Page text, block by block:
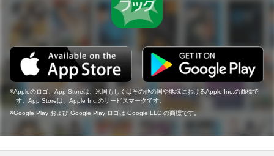
Appleのロゴ、App Storeは、米国もしくはその他の国や地域におけるApple Inc.の商標で
す。App Storeは、Apple Inc.のサービスマークです。
Google Play および Google Play ロゴは Google LLC の商標です。